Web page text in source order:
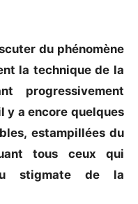
du phénomène
la technique de la
progressivement
y a encore quelques
estampillées du
tous ceux qui
stigmate de la